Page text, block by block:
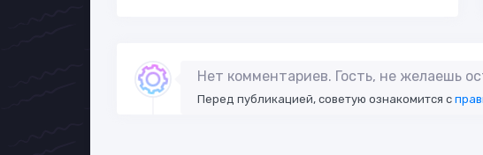
Нет комментариев. Гость, не желаешь
Перед публикацией, советую ознакомится с